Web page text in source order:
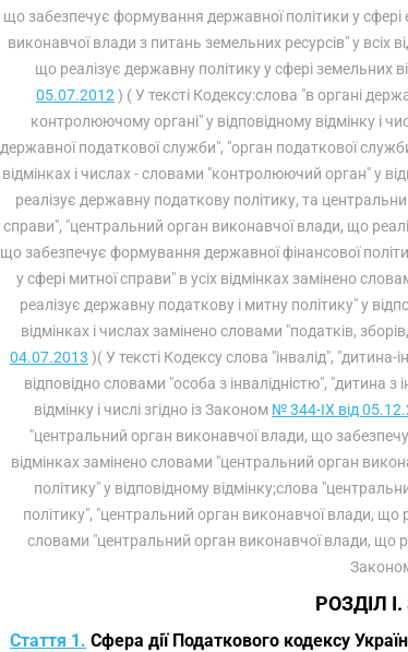
що забезпечує формування державної політики у сфері
виконавчої влади з питань земельних ресурсів" у всіх
що реалізує державну політику у сфері земельних
05.07.2012 ) ( У тексті Кодексу:слова "в органі
контролюючому органі" у відповідному відмінку і
державної податкової служби", "орган податкової
відмінках і числах - словами "контролюючий орган" у
реалізує державну податкову політику, та
справи", "центральний орган виконавчої влади, що
що забезпечує формування державної фінансової
у сфері митної справи" в усіх відмінках замінено
реалізує державну податкову і митну політику" у
відмінках і числах замінено словами "податків,
04.07.2013 )( У тексті Кодексу слова "інвалід", "дитина-
відповідно словами "особа з інвалідністю", "дитина з
відмінку і числі згідно із Законом № 344-IX від
"центральний орган виконавчої влади, що
відмінках замінено словами "центральний орган
політику" у відповідному відмінку;слова
політику", "центральний орган виконавчої влади, що
словами "центральний орган виконавчої влади, що
РОЗДІЛ
Стаття 1. Сфера дії Податкового кодексу